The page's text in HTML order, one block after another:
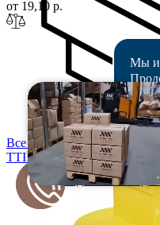
Переходники и
от 19,10 р.
Все цены
TTI19
Мы